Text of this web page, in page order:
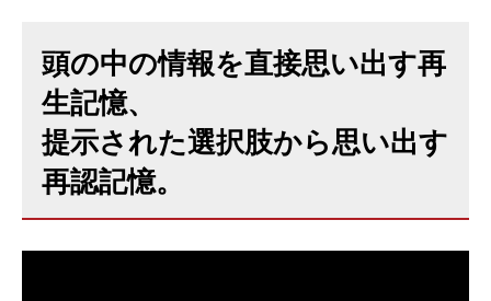
頭の中の情報を直接思い出す再
生記憶、
提示された選択肢から思い出す
再認記憶。